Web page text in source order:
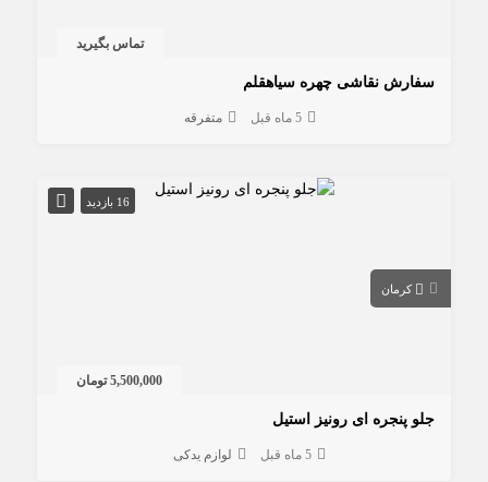
تماس بگیرید
سفارش نقاشی چهره سیاهقلم
5 ماه قبل متفرقه
16 بازدید
کرمان
5,500,000 تومان
جلو پنجره ای رونیز استیل
5 ماه قبل لوازم یدکی